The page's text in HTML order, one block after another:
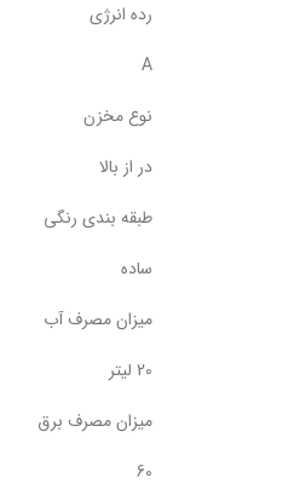
رده انرژی
A
نوع مخزن
در از بالا
طبقه بندی رنگی
ساده
میزان مصرف آب
20 لیتر
میزان مصرف برق
60